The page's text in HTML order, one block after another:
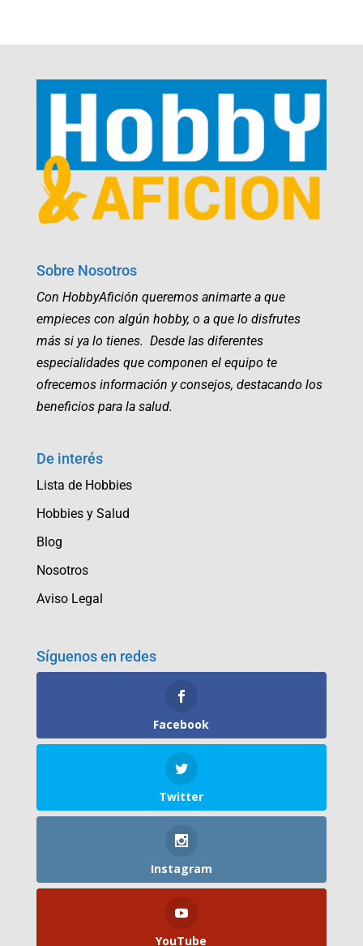
Sobre Nosotros
Con HobbyAfición queremos animarte a que
empieces con algún hobby, o a que lo disfrutes
más si ya lo tienes. Desde las diferentes
especialidades que componen el equipo te
ofrecemos información y consejos, destacando los
beneficios para la salud.
De interés
Lista de Hobbies
Hobbies y Salud
Blog
Nosotros
Aviso Legal
Síguenos en redes
Facebook
Twitter
Instagram
YouTube